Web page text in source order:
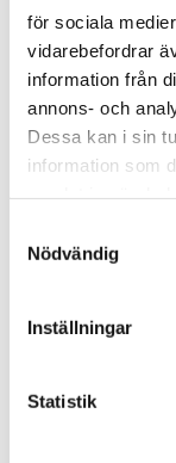
för sociala
vidarebefordrar
information från
annons- och
Dessa kan i sin
information som
Nödvändig
Inställningar
Statistik
EAN
Glastyp
Grepp
Höjd (mm)
Profil
Serie
Tjocklek Glas
Utförande
Varumärke
Visa fler(8 mer)
SKU /
Bad & kök /
Varumärken /